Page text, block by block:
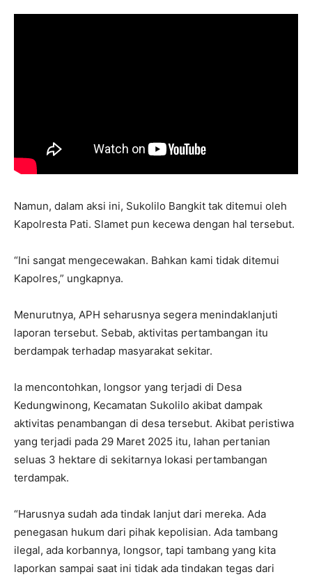
Namun, dalam aksi ini, Sukolilo Bangkit tak ditemui oleh
Kapolresta Pati. Slamet pun kecewa dengan hal tersebut.
“Ini sangat mengecewakan. Bahkan kami tidak ditemui
Kapolres,” ungkapnya.
Menurutnya, APH seharusnya segera menindaklanjuti
laporan tersebut. Sebab, aktivitas pertambangan itu
berdampak terhadap masyarakat sekitar.
Ia mencontohkan, longsor yang terjadi di Desa
Kedungwinong, Kecamatan Sukolilo akibat dampak
aktivitas penambangan di desa tersebut. Akibat peristiwa
yang terjadi pada 29 Maret 2025 itu, lahan pertanian
seluas 3 hektare di sekitarnya lokasi pertambangan
terdampak.
“Harusnya sudah ada tindak lanjut dari mereka. Ada
penegasan hukum dari pihak kepolisian. Ada tambang
ilegal, ada korbannya, longsor, tapi tambang yang kita
laporkan sampai saat ini tidak ada tindakan tegas dari